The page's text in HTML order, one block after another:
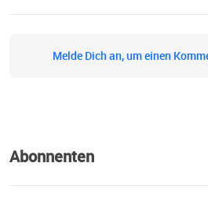
Melde Dich an, um einen
Abonnenten